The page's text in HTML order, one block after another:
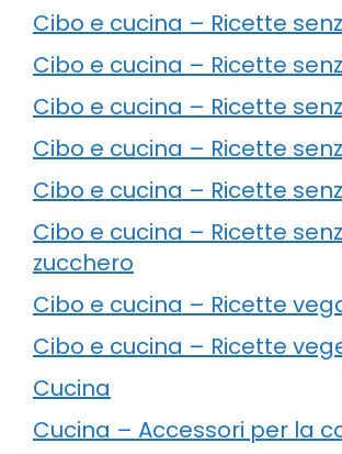
Cibo e cucina – Ricette
Cibo e cucina – Ricette
Cibo e cucina – Ricette
Cibo e cucina – Ricette
Cibo e cucina – Ricette
Cibo e cucina – Ricette
zucchero
Cibo e cucina – Ricette
Cibo e cucina – Ricette
Cucina
Cucina – Accessori per la